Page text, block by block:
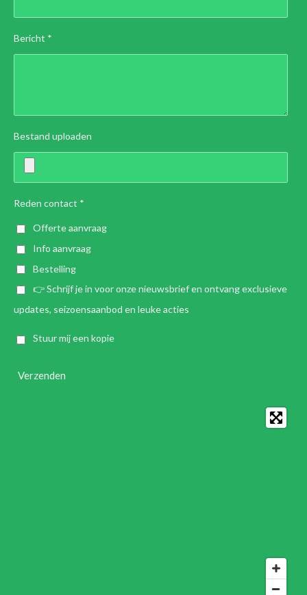
Bericht *
Bestand uploaden
Reden contact *
Offerte aanvraag
Info aanvraag
Bestelling
👉 Schrijf je in voor onze nieuwsbrief en ontvang exclusieve
updates, seizoensaanbod en leuke acties
Stuur mij een kopie
Verzenden